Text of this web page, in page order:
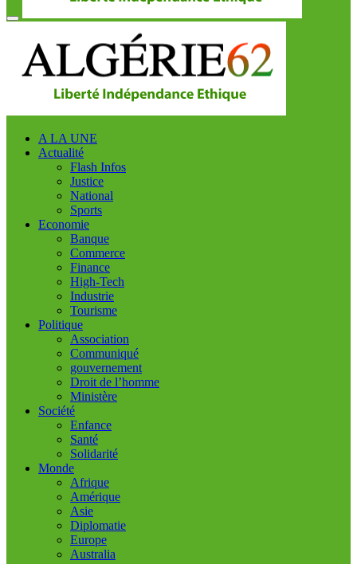
A LA UNE
Actualité
Flash Infos
Justice
National
Sports
Economie
Banque
Commerce
Finance
High-Tech
Industrie
Tourisme
Politique
Association
Communiqué
gouvernement
Droit de l’homme
Ministère
Société
Enfance
Santé
Solidarité
Monde
Afrique
Amérique
Asie
Diplomatie
Europe
Australia